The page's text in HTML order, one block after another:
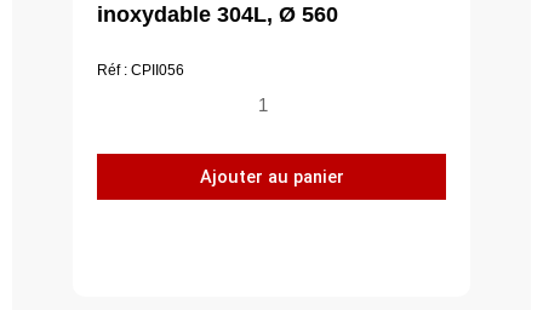
inoxydable 304L, Ø 560
Réf : CPII056
quantité
Piquage
plat
Ajouter au panier